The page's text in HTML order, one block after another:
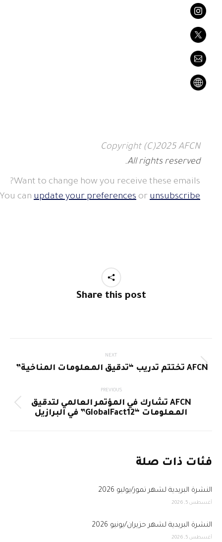
Copyright (C)2025 AFCN
All rights reserved.
Want to change how you receive these emails?
You can update your preferences or unsubscribe
Share this post
navigation
PREVIOUS
Previous
post:
AFCN تشارك في المؤتمر العالمي لتدقيق
المعلومات “GlobalFact12” في البرازيل
NEXT
Next
AFCN تختتم تدريب “تدقيق المعلومات المناخية”
فئات ذات صلة
النشرة البريدية لشهر تموز/يوليو 2026
أغسطس 5, 2026
النشرة البريدية لشهر حزيران/يونيو 2026
أغسطس 5, 2026